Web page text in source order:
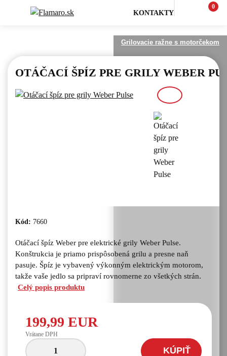
KONTAKTY
0
Grilovacie ražne s motorčekom
OTÁČACÍ ŠPÍZ PRE GRILY WEBER
Kód: 7660
Otáčací špíz Weber pre elektrické grily Weber Pulse.
Konštrukcia je priamo prispôsobená grilu a presne naň
pasuje. Špíz je vybavený výkonným elektrickým motorom,
takže vaše jedlo sa pripraví rovnomerne zo všetkých strán.
Celý popis produktu
199,99 EUR
Vrátane DPH
KÚPIŤ